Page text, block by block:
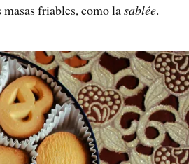
friables, como lasablée.